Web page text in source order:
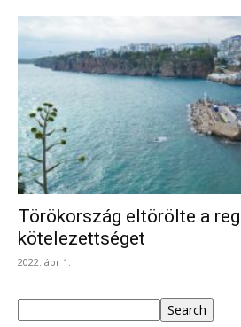
Törökország eltörölte a
kötelezettséget
2022. ápr 1.
Search